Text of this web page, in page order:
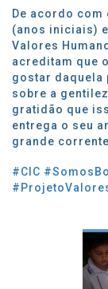
De acordo com
(anos iniciais)
Valores
acreditam que
gostar daquela
sobre a
gratidão que
entrega o seu
grande
#CIC